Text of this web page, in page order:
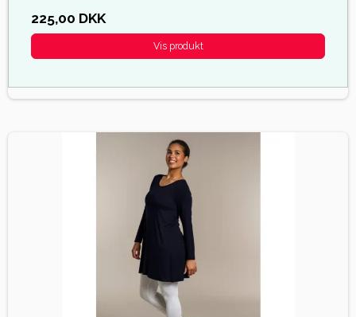
225,00 DKK
Vis produkt